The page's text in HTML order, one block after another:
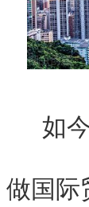
如今
做国际